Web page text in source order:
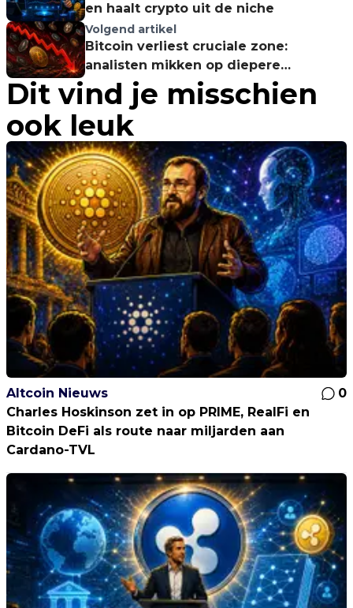
en haalt crypto uit de niche
Volgend artikel
Bitcoin verliest cruciale zone:
analisten mikken op diepere
correctie, terwijl Solana juist herstel
probeert te starten
Dit vind je misschien
ook leuk
Altcoin Nieuws
0
Charles Hoskinson zet in op PRIME, RealFi en
Bitcoin DeFi als route naar miljarden aan
Cardano-TVL